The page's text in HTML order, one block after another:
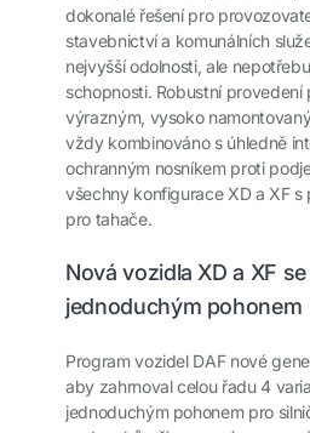
dokonalé řešení pro
stavebnictví a komunálních
nejvyšší odolnosti, ale
schopnosti. Robustní provedení
výrazným, vysoko
vždy kombinováno s úhledně
ochranným nosníkem proti
všechny konfigurace XD a XF
pro tahače.
Nová vozidla XD a XF
jednoduchým pohonem
Program vozidel DAF nové
aby zahrnoval celou řadu 4
jednoduchým pohonem pro